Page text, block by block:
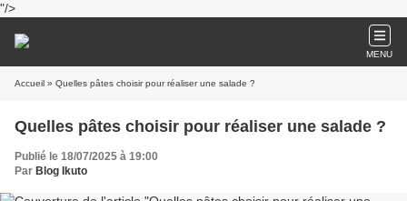
"/>
MENU
Accueil » Quelles pâtes choisir pour réaliser une salade ?
Quelles pâtes choisir pour réaliser une salade ?
Publié le 18/07/2025 à 19:00
Par Blog Ikuto